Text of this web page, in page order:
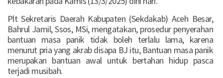
Plt Sekretaris Daerah Kabupaten (Sekdakab) Aceh Besar,
Bahrul Jamil, Ssos, MSi, mengatakan, prosedur penyerahan
bantuan masa panik tidak boleh terlalu lama, karena
menurut pria yang akrab disapa BJ itu, Bantuan masa panik
merupakan bantuan awal untuk bertahan hidup pasca
terjadi musibah.